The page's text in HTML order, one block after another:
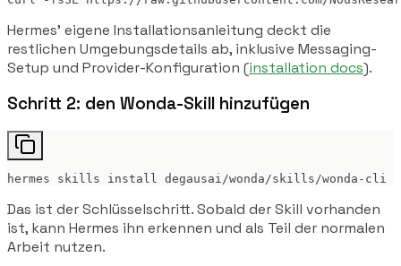
Hermes' eigene Installationsanleitung deckt die
restlichen Umgebungsdetails ab, inklusive Messaging-
Setup und Provider-Konfiguration (installation docs).
Schritt 2: den Wonda-Skill hinzufügen
hermes skills install degausai/wonda/skills/wonda-cli
Das ist der Schlüsselschritt. Sobald der Skill vorhanden
ist, kann Hermes ihn erkennen und als Teil der normalen
Arbeit nutzen.